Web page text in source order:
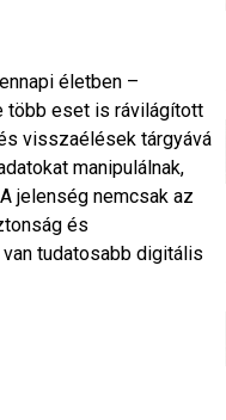
életben –
több eset is rávilágított
visszaélések tárgyává
manipulálnak,
jelenség nemcsak az
és
tudatosabb digitális